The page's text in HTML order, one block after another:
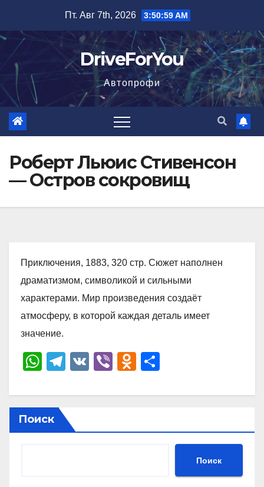
содержимому
Пт. Авг 7th, 2026 3:51:00 AM
DriveForYou
Автопрофи
Роберт Льюис Стивенсон
— Остров сокровищ
Приключения, 1883, 320 стр. Сюжет наполнен
драматизмом, символикой и сильными
характерами. Мир произведения создаёт
атмосферу, в которой каждая деталь имеет
значение.
W
at
s
A
T
e
gr
a
V
Vi
er
O
n
kl
р
в
ть
Поиск
Поиск